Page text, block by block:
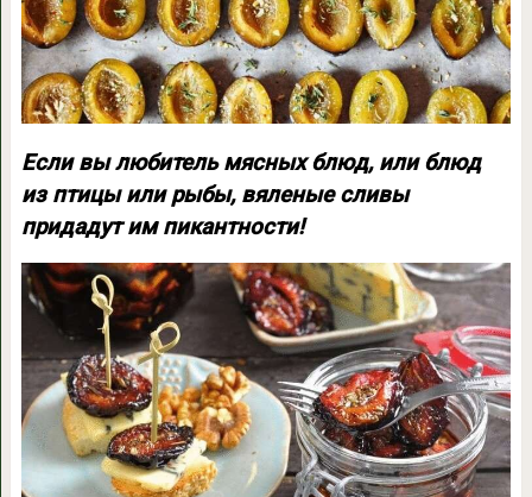
Если вы любитель мясных блюд, или блюд
из птицы или рыбы, вяленые сливы
придадут им пикантности!